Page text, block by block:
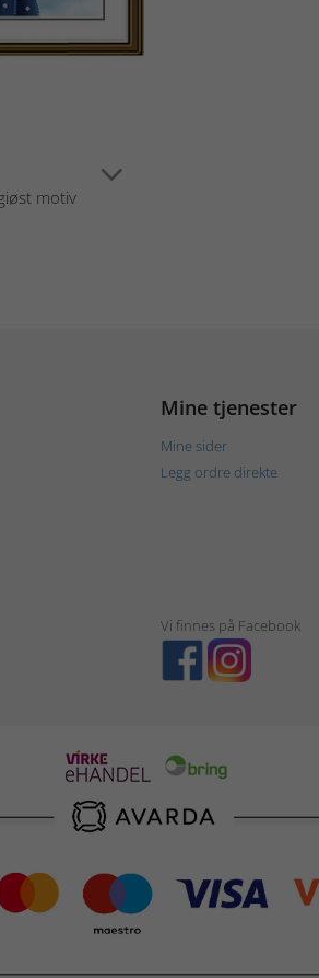
motiv
Mine tjenester
Mine sider
Legg ordre direkte
Vi finnes på Facebook